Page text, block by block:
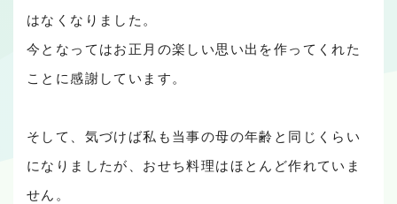
はなくなりました。
今となってはお正月の楽しい思い出を作ってくれた
ことに感謝しています。
そして、気づけば私も当事の母の年齢と同じくらい
になりましたが、おせち料理はほとんど作れていま
せん。